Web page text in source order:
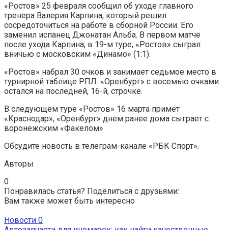
«Ростов» 25 февраля сообщил об уходе главного
тренера Валерия Карпина, который решил
сосредоточиться на работе в сборной России. Его
заменил испанец Джонатан Альба. В первом матче
после ухода Карпина, в 19-м туре, «Ростов» сыграл
вничью с московским «Динамо» (1:1).
«Ростов» набрал 30 очков и занимает седьмое место в
турнирной таблице РПЛ. «Оренбург» с восемью очками
остался на последней, 16-й, строчке.
В следующем туре «Ростов» 16 марта примет
«Краснодар», «Оренбург» днем ранее дома сыграет с
воронежским «Факелом».
Обсудите новость в телеграм-канале «РБК Спорт».
Авторы
0
Понравилась статья? Поделиться с друзьями:
Вам также может быть интересно
Новости 0